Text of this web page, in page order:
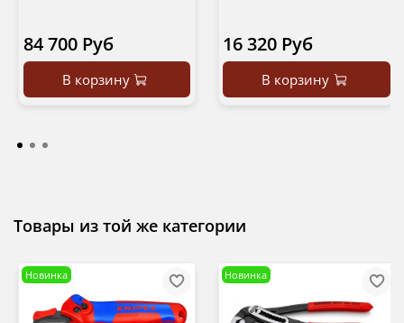
84 700 Руб
В корзину
16 320 Руб
В корзину
Товары из той же категории
Новинка Новинка